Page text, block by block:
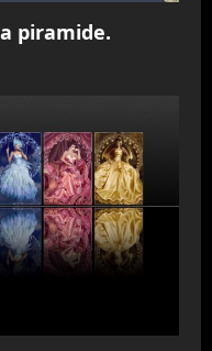
piramide.